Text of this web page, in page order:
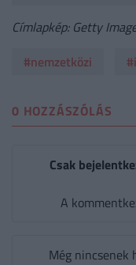
Címlapkép: Getty
#nemzetközi
0 HOZZÁSZÓLÁS
Csak
A
Még nincsenek